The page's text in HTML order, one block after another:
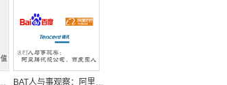
BAT人与事观察：阿里腾讯投公司，百度囤人